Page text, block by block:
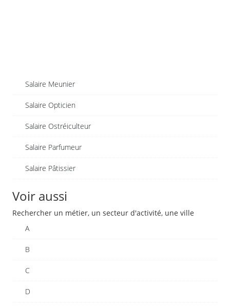
Salaire Meunier
Salaire Opticien
Salaire Ostréiculteur
Salaire Parfumeur
Salaire Pâtissier
Voir aussi
Rechercher un métier, un secteur d'activité, une ville
A
B
C
D